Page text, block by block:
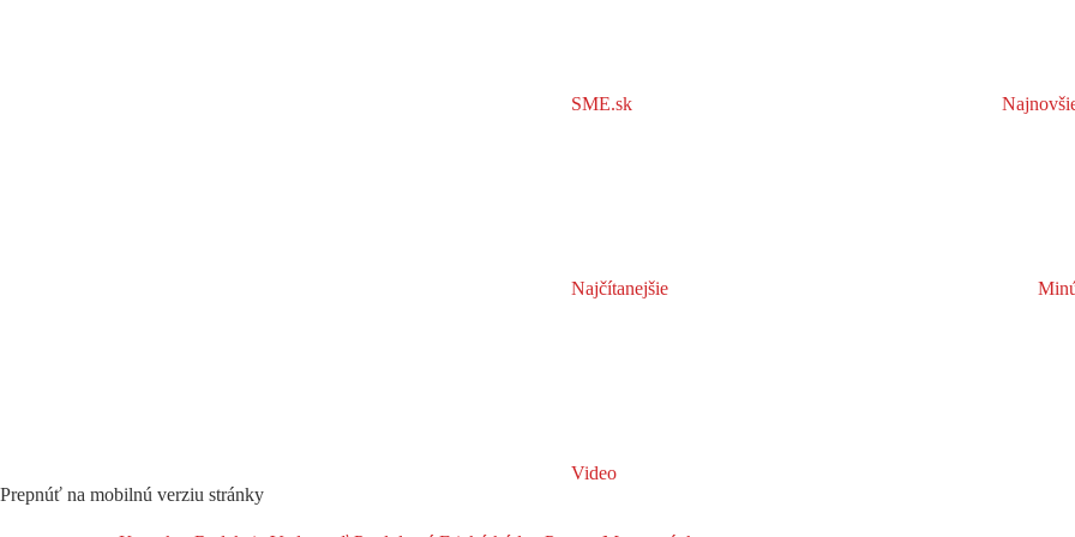
SME.sk
Najčítanejšie
Video
Prepnúť na mobilnú verziu stránky